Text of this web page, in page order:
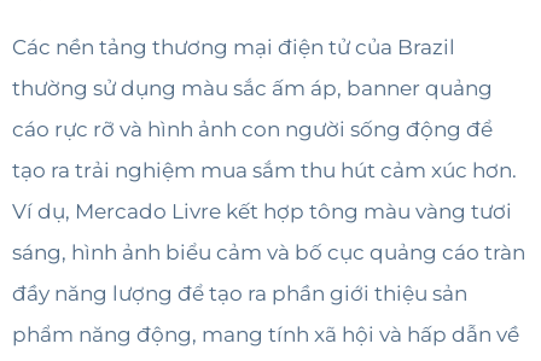
Các nền tảng thương mại điện tử của Brazil
thường sử dụng màu sắc ấm áp, banner quảng
cáo rực rỡ và hình ảnh con người sống động để
tạo ra trải nghiệm mua sắm thu hút cảm xúc hơn.
Ví dụ, Mercado Livre kết hợp tông màu vàng tươi
sáng, hình ảnh biểu cảm và bố cục quảng cáo tràn
đầy năng lượng để tạo ra phần giới thiệu sản
phẩm năng động, mang tính xã hội và hấp dẫn về